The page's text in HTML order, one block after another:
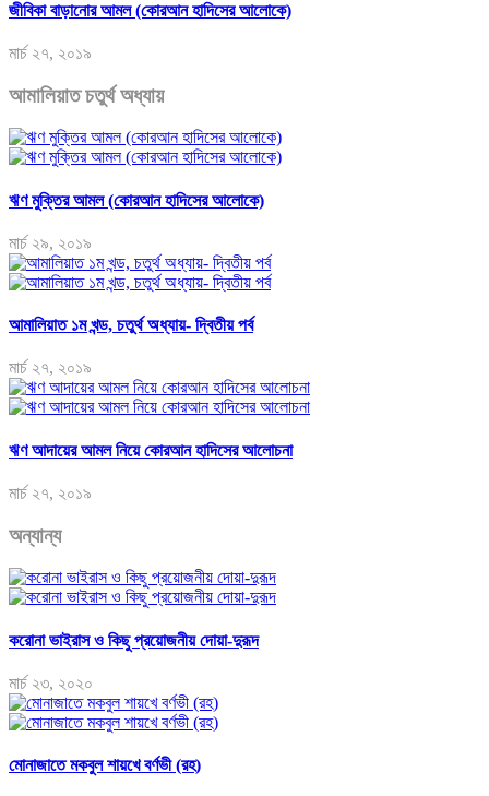
জীবিকা বাড়ানোর আমল (কোরআন হাদিসের আলোকে)
মার্চ ২৭, ২০১৯
আমালিয়াত চতুর্থ অধ্যায়
ঋণ মুক্তির আমল (কোরআন হাদিসের আলোকে)
মার্চ ২৯, ২০১৯
আমালিয়াত ১ম খন্ড, চতুর্থ অধ্যায়- দ্বিতীয় পর্ব
মার্চ ২৭, ২০১৯
ঋণ আদায়ের আমল নিয়ে কোরআন হাদিসের আলোচনা
মার্চ ২৭, ২০১৯
অন্যান্য
করোনা ভাইরাস ও কিছু প্রয়োজনীয় দোয়া-দুরূদ
মার্চ ২৩, ২০২০
মোনাজাতে মকবুল শায়খে বর্ণভী (রহ)